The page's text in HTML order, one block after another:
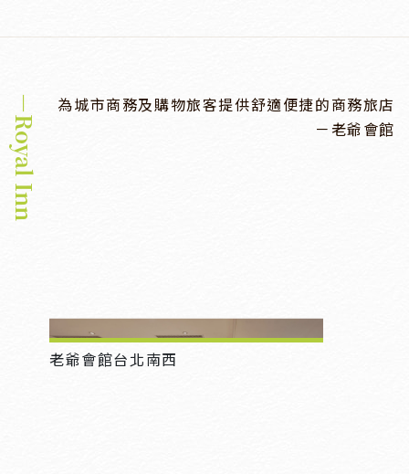
－Royal Inn
為城市商務及購物旅客提供舒適便捷的商務旅店
－老爺會館
老爺會館台北南西